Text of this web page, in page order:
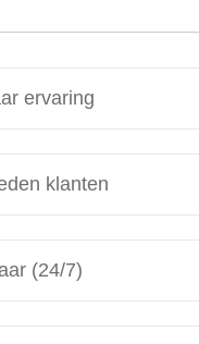
ervaring
klanten
(24/7)